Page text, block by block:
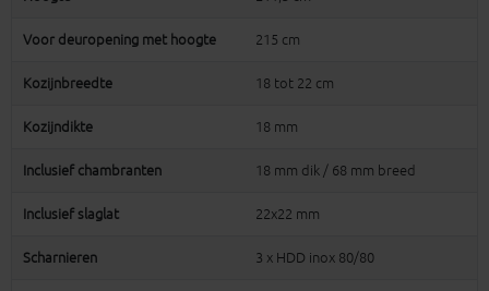
Voor deuropening met hoogte 215 cm
Kozijnbreedte 18 tot 22 cm
Kozijndikte 18 mm
Inclusief chambranten 18 mm dik / 68 mm breed
Inclusief slaglat 22x22 mm
Scharnieren 3 x HDD inox 80/80